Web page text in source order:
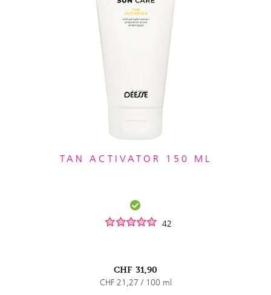
TAN ACTIVATOR 150 ML
42
CHF 31,90
CHF 21,27 / 100 ml